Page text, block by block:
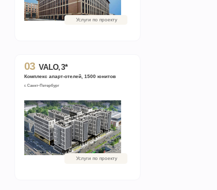
Комплекс апарт-отелей, 1500 юнитов
г. Санкт-Петербург
VALO, 3*
03
Услуги по проекту
Услуги по проекту